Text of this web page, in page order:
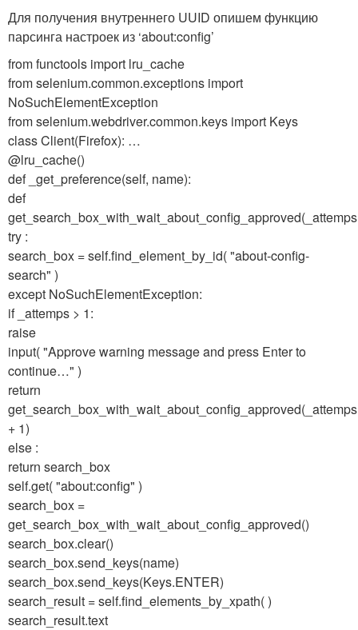
Для получения внутреннего UUID опишем функцию
парсинга настроек из ‘about:config’
from functools import lru_cache
from selenium.common.exceptions import
NoSuchElementException
from selenium.webdriver.common.keys import Keys
class Client(Firefox): …
@lru_cache()
def _get_preference(self, name):
def
try :
search_box = self.find_element_by_id( "about-config-
search" )
except NoSuchElementException:
if _attemps > 1:
raise
input( "Approve warning message and press Enter to
continue…" )
return
get_search_box_with_wait_about_config_approved(_attemps
+ 1)
else :
return search_box
self.get( "about:config" )
search_box =
get_search_box_with_wait_about_config_approved()
search_box.clear()
search_box.send_keys(name)
search_box.send_keys(Keys.ENTER)
search_result = self.find_elements_by_xpath( )
search_result.text